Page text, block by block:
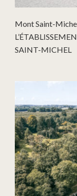
Mont Saint-
SAINT-MICHEL